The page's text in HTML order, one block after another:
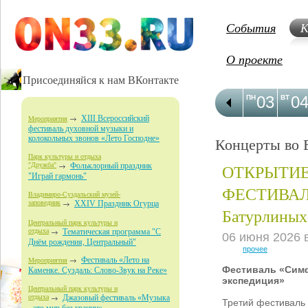
Присоединяйся к нам ВКонтакте
Мероприятия
XIII Всероссийский
фестиваль духовной музыки и
колокольных звонов «Лето Господне»
Парк культуры и отдыха
"Дружба"
Фольклорный праздник
"Играй гармонь"
Владимиро-Суздальский музей-
заповедник XXIV Праздник Огурца
Центральный парк культуры и
отдыха
Тематическая программа "С
Днём рождения, Центральный"
Мероприятия
Фестиваль «Лето на
Каменке. Суздаль: Слово-Звук на Реке»
Центральный парк культуры и
отдыха
Джазовый фестиваль «Музыка
События
О проекте
03
ПН 04
ВТ
Концерты во
06 июня 2026
прочее
Фестиваль
экспедиция»
Третий